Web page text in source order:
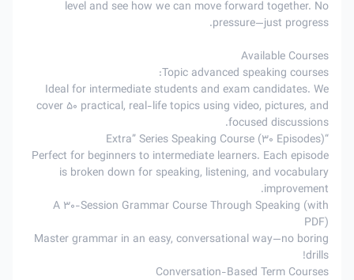
level and see how we can move forward together. No
pressure—just progress.
Available Courses
Topic advanced speaking courses:
Ideal for intermediate students and exam candidates. We
cover 50 practical, real-life topics using video, pictures, and
focused discussions.
“Extra” Series Speaking Course (30 Episodes)
Perfect for beginners to intermediate learners. Each episode
is broken down for speaking, listening, and vocabulary
improvement.
A 30-Session Grammar Course Through Speaking (with
PDF)
Master grammar in an easy, conversational way—no boring
drills!
Conversation-Based Term Courses